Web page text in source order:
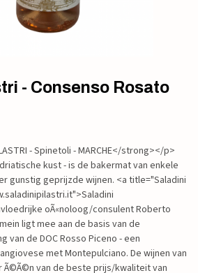
- Consenso Rosato
- Spinetoli - MARCHE</strong></p>
kust - is de bakermat van enkele
gunstig geprijzde wijnen. <a title="Saladini
oÃ«noloog/consulent Roberto
ligt mee aan de basis van de
van de DOC Rosso Piceno - een
met Montepulciano. De wijnen van
van de beste prijs/kwaliteit van